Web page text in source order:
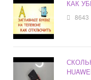
КАК
8643